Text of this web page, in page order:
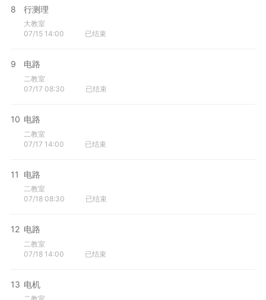
8 行测理
大教室
07/15 14:00
已结束
9 电路
二教室
07/17 08:30
已结束
10 电路
二教室
07/17 14:00
已结束
11 电路
二教室
07/18 08:30
已结束
12 电路
二教室
07/18 14:00
已结束
13 电机